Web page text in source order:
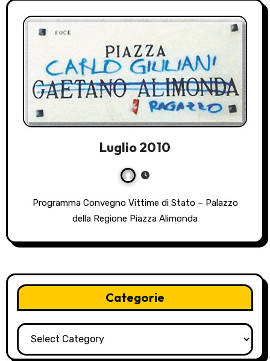
Luglio 2010
Programma Convegno Vittime di Stato – Palazzo
della Regione Piazza Alimonda
Categorie
Categorie